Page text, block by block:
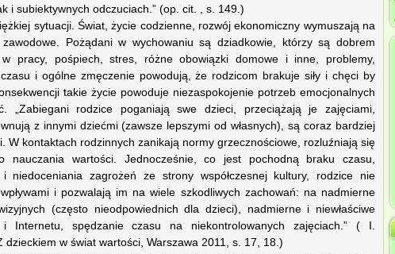
i subiektywnych odczuciach.” (op. cit. , s. 149.)
sytuacji. Świat, życie codzienne, rozwój ekonomiczny wymuszają na
Pożądani w wychowaniu są dziadkowie, którzy są dobrem
w pracy, pośpiech, stres, różne obowiązki domowe i inne, problemy,
i ogólne zmęczenie powodują, że rodzicom brakuje siły i chęci by
takie życie powoduje niezaspokojenie potrzeb emocjonalnych
„Zabiegani rodzice poganiają swe dzieci, przeciążają je zajęciami,
z innymi dziećmi (zawsze lepszymi od własnych), są coraz bardziej
W kontaktach rodzinnych zanikają normy grzecznościowe, rozluźniają się
nauczania wartości. Jednocześnie, co jest pochodną braku czasu,
i niedoceniania zagrożeń ze strony współczesnej kultury, rodzice nie
i pozwalają im na wiele szkodliwych zachowań: na nadmierne
(często nieodpowiednich dla dzieci), nadmierne i niewłaściwe
Internetu, spędzanie czasu na niekontrolowanych zajęciach.” ( I.
dzieckiem w świat wartości, Warszawa 2011, s. 17, 18.)